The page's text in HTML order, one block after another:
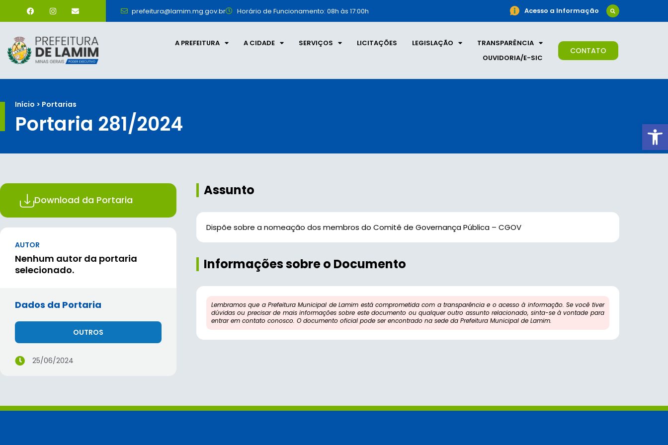
prefeitura@lamim.mg.gov.br Horário de Funcionamento: 08h às 17:00h Acesso a Informação
A PREFEITURA A CIDADE SERVIÇOS LICITAÇÕES LEGISLAÇÃO
TRANSPARÊNCIA
OUVIDORIA/E-SIC
CONTATO
Início > Portarias
Portaria 281/2024
Download da Portaria
AUTOR
Nenhum autor da portaria
selecionado.
Dados da Portaria
OUTROS
25/06/2024
Assunto
Dispõe sobre a nomeação dos membros do Comitê de Governança Pública – CGOV
Informações sobre o Documento
Lembramos que a Prefeitura Municipal de Lamim está comprometida com a transparência e o acesso à informação. Se você tiver
dúvidas ou precisar de mais informações sobre este documento ou qualquer outro assunto relacionado, sinta-se à vontade para
entrar em contato conosco. O documento oficial pode ser encontrado na sede da Prefeitura Municipal de Lamim.